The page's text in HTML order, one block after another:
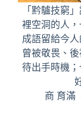
「黔驢技窮
裡空洞的人
成語留給今
曾被敬畏、
待出手時機
商 育滿